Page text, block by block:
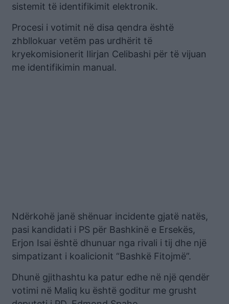
sistemit të identifikimit elektronik.
Procesi i votimit në disa qendra është
zhbllokuar vetëm pas urdhërit të
kryekomisionerit Ilirjan Celibashi për të vijuan
me identifikimin manual.
Ndërkohë janë shënuar incidente gjatë natës,
pasi kandidati i PS për Bashkinë e Ersekës,
Erjon Isai është dhunuar nga rivali i tij dhe një
simpatizant i koalicionit “Bashkë Fitojmë”.
Dhunë gjithashtu ka patur edhe në një qendër
votimi në Maliq ku është goditur me grusht